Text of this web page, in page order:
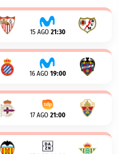
15 AGO 21:30
16 AGO 19:00
17 AGO 21:00